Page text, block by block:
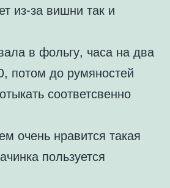
из-за вишни так и
в фольгу, часа на два
потом до румяностей
соответсвенно
очень нравится такая
пользуется